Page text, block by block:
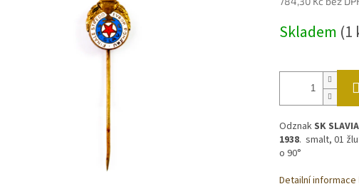
cena:
Skladem (1
OdznakSK
1938. smalt, 01
o 90°
Detailní informace